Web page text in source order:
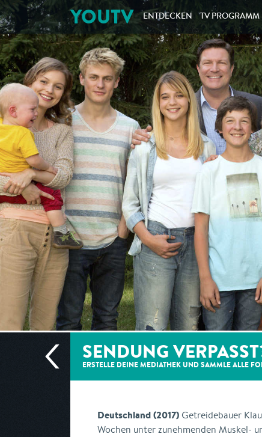
YOUTV ENTDECKEN TV PROGRAMM
SENDUNG
ERSTELLE DEINE MEDIATHEK UND SAMMLE ALLE
Deutschland (2017)Getreidebauer
Wochen unter zunehmenden Muskel-